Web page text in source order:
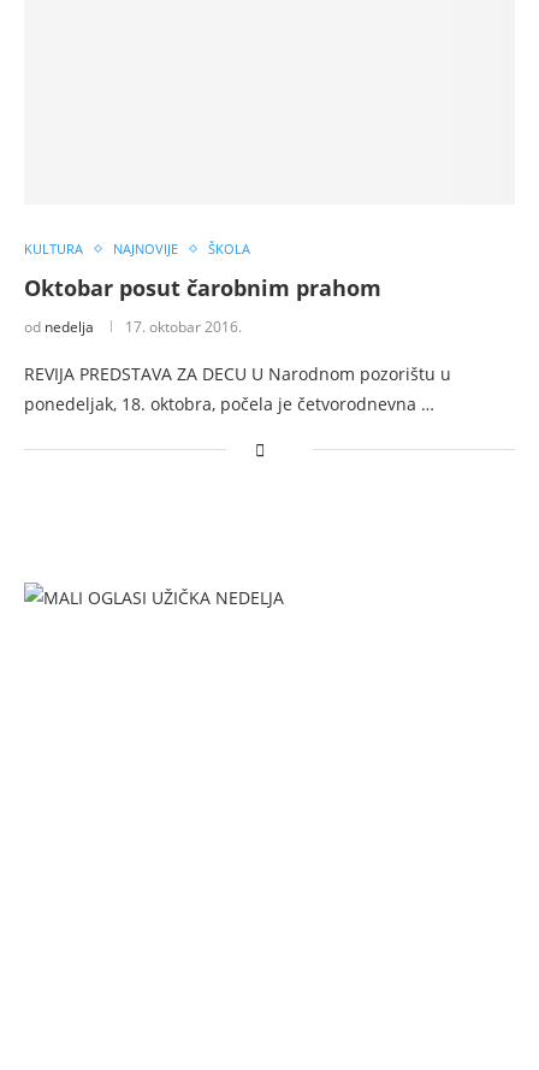
KULTURA NAJNOVIJE ŠKOLA
Oktobar posut čarobnim prahom
od nedelja 17. oktobar 2016.
REVIJA PREDSTAVA ZA DECU U Narodnom pozorištu u
ponedeljak, 18. oktobra, počela je četvorodnevna …